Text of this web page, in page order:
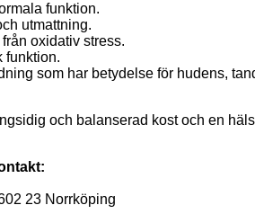
funktion.
utmattning.
oxidativ stress.
funktion.
som har betydelse för hudens,
och balanserad kost och en
23 Norrköping